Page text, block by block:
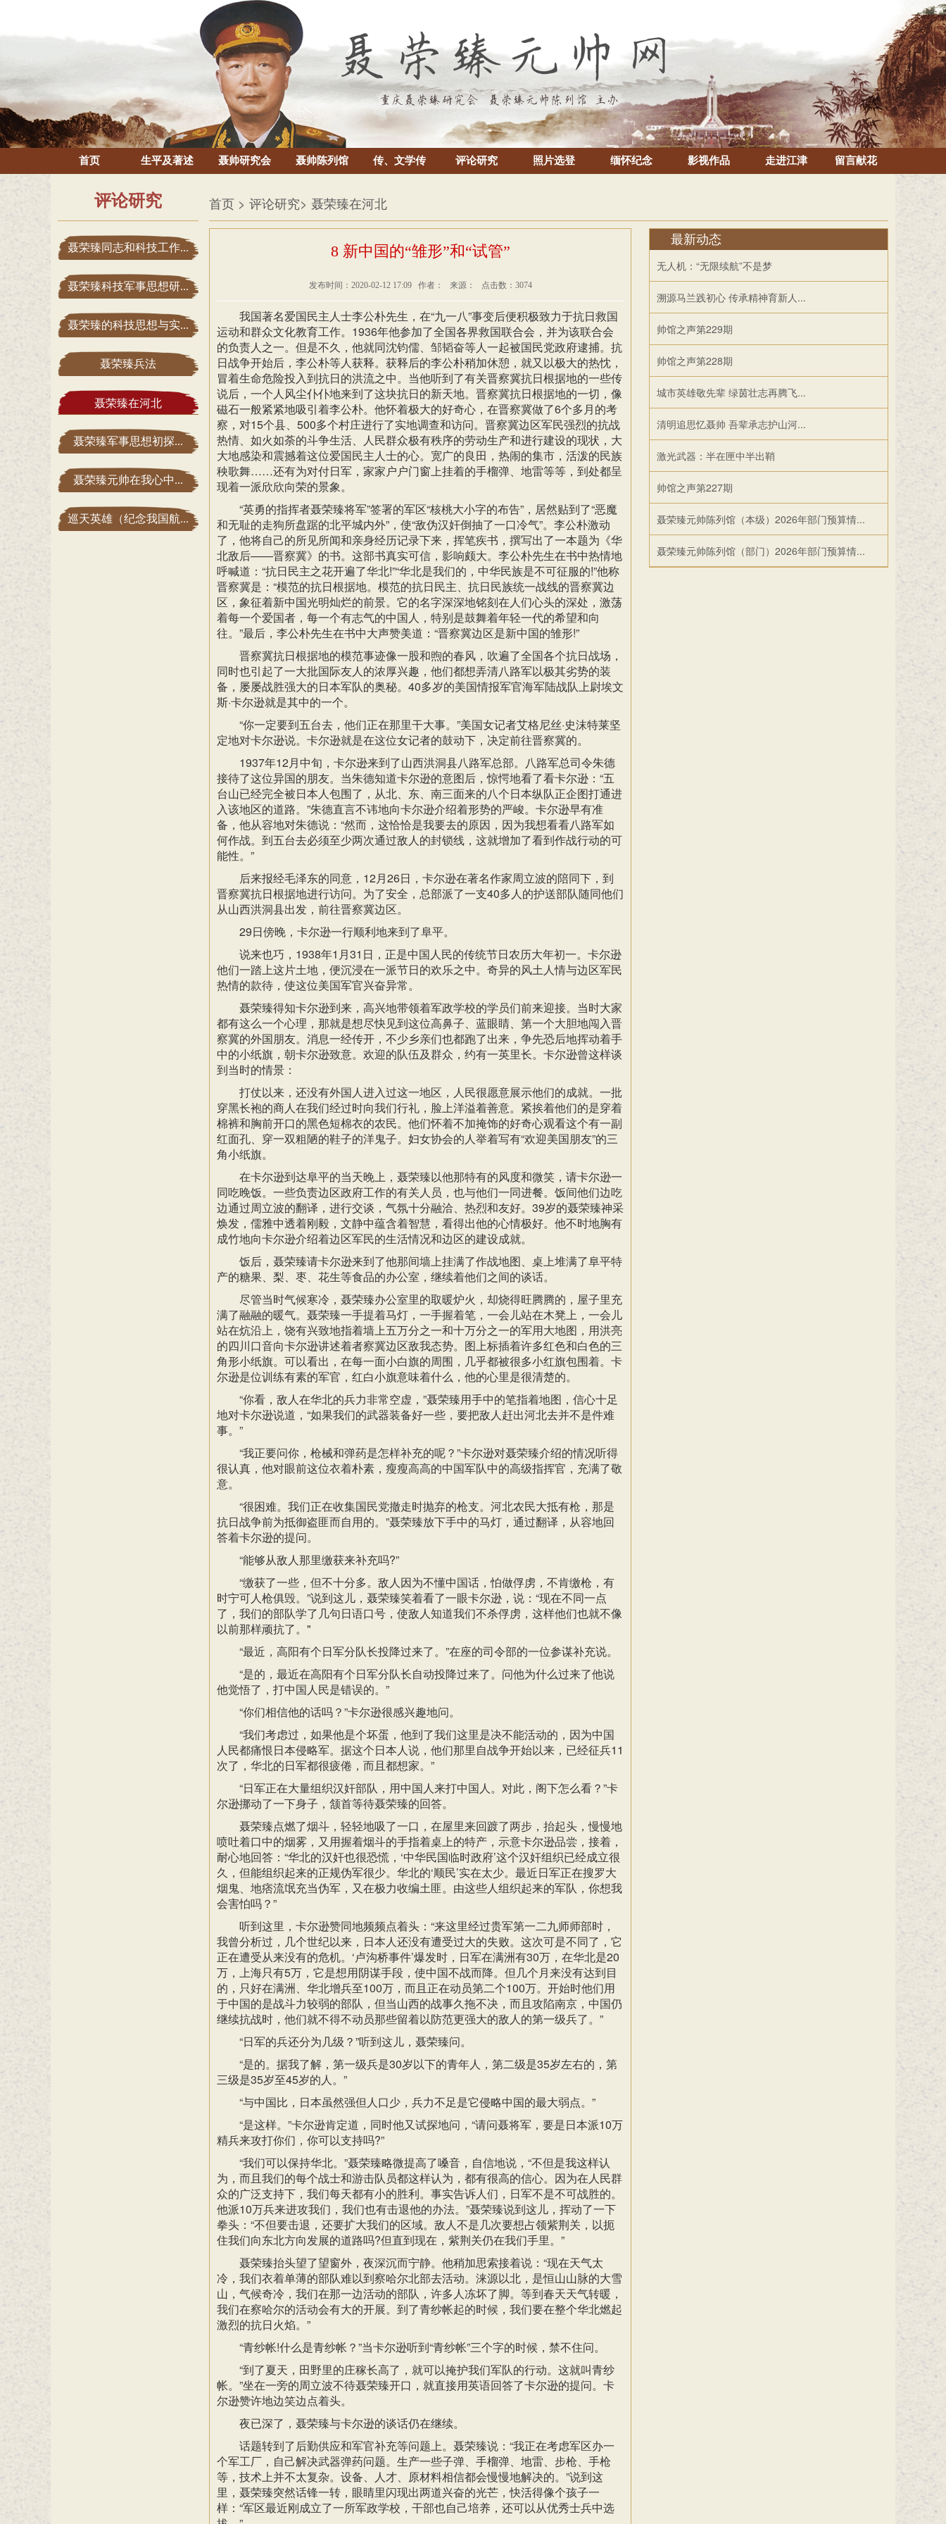
首页 生平及著述 聂帅研究会 聂帅陈列馆 传、文学传 评论研究 照片选登 缅怀纪念 影视作品 走进江津 留言献花
评论研究
聂荣臻同志和科技工作...
聂荣臻科技军事思想研...
聂荣臻的科技思想与实...
聂荣臻兵法
聂荣臻在河北
聂荣臻军事思想初探...
聂荣臻元帅在我心中...
巡天英雄（纪念我国航...
首页 > 评论研究> 聂荣臻在河北
8 新中国的“雏形”和“试管”
发布时间：2020-02-12 17:09 作者： 来源： 点击数：3074
我国著名爱国民主人士李公朴先生，在“九一八”事变后便积极致力于抗日救国
运动和群众文化教育工作。1936年他参加了全国各界救国联合会，并为该联合会
的负责人之一。但是不久，他就同沈钧儒、邹韬奋等人一起被国民党政府逮捕。抗
日战争开始后，李公朴等人获释。获释后的李公朴稍加休憩，就又以极大的热忱，
冒着生命危险投入到抗日的洪流之中。当他听到了有关晋察冀抗日根据地的一些传
说后，一个人风尘仆仆地来到了这块抗日的新天地。晋察冀抗日根据地的一切，像
磁石一般紧紧地吸引着李公朴。他怀着极大的好奇心，在晋察冀做了6个多月的考
察，对15个县、500多个村庄进行了实地调查和访问。晋察冀边区军民强烈的抗战
热情、如火如荼的斗争生活、人民群众极有秩序的劳动生产和进行建设的现状，大
大地感染和震撼着这位爱国民主人士的心。宽广的良田，热闹的集市，活泼的民族
秧歌舞……还有为对付日军，家家户户门窗上挂着的手榴弹、地雷等等，到处都呈
现着一派欣欣向荣的景象。
“英勇的指挥者聂荣臻将军”签署的军区“核桃大小字的布告”，居然贴到了“恶魔
和无耻的走狗所盘踞的北平城内外”，使“敌伪汉奸倒抽了一口冷气”。李公朴激动
了，他将自己的所见所闻和亲身经历记录下来，挥笔疾书，撰写出了一本题为《华
北敌后——晋察冀》的书。这部书真实可信，影响颇大。李公朴先生在书中热情地
呼喊道：“抗日民主之花开遍了华北!”“华北是我们的，中华民族是不可征服的!”他称
晋察冀是：“模范的抗日根据地。模范的抗日民主、抗日民族统一战线的晋察冀边
区，象征着新中国光明灿烂的前景。它的名字深深地铭刻在人们心头的深处，激荡
着每一个爱国者，每一个有志气的中国人，特别是鼓舞着年轻一代的希望和向
往。”最后，李公朴先生在书中大声赞美道：“晋察冀边区是新中国的雏形!”
晋察冀抗日根据地的模范事迹像一股和煦的春风，吹遍了全国各个抗日战场，
同时也引起了一大批国际友人的浓厚兴趣，他们都想弄清八路军以极其劣势的装
备，屡屡战胜强大的日本军队的奥秘。40多岁的美国情报军官海军陆战队上尉埃文
斯·卡尔逊就是其中的一个。
“你一定要到五台去，他们正在那里干大事。”美国女记者艾格尼丝·史沫特莱坚
定地对卡尔逊说。卡尔逊就是在这位女记者的鼓动下，决定前往晋察冀的。
1937年12月中旬，卡尔逊来到了山西洪洞县八路军总部。八路军总司令朱德
接待了这位异国的朋友。当朱德知道卡尔逊的意图后，惊愕地看了看卡尔逊：“五
台山已经完全被日本人包围了，从北、东、南三面来的八个日本纵队正企图打通进
入该地区的道路。”朱德直言不讳地向卡尔逊介绍着形势的严峻。卡尔逊早有准
备，他从容地对朱德说：“然而，这恰恰是我要去的原因，因为我想看看八路军如
何作战。到五台去必须至少两次通过敌人的封锁线，这就增加了看到作战行动的可
能性。”
后来报经毛泽东的同意，12月26日，卡尔逊在著名作家周立波的陪同下，到
晋察冀抗日根据地进行访问。为了安全，总部派了一支40多人的护送部队随同他们
从山西洪洞县出发，前往晋察冀边区。
29日傍晚，卡尔逊一行顺利地来到了阜平。
说来也巧，1938年1月31日，正是中国人民的传统节日农历大年初一。卡尔逊
他们一踏上这片土地，便沉浸在一派节日的欢乐之中。奇异的风土人情与边区军民
热情的款待，使这位美国军官兴奋异常。
聂荣臻得知卡尔逊到来，高兴地带领着军政学校的学员们前来迎接。当时大家
都有这么一个心理，那就是想尽快见到这位高鼻子、蓝眼睛、第一个大胆地闯入晋
察冀的外国朋友。消息一经传开，不少乡亲们也都跑了出来，争先恐后地挥动着手
中的小纸旗，朝卡尔逊致意。欢迎的队伍及群众，约有一英里长。卡尔逊曾这样谈
到当时的情景：
打仗以来，还没有外国人进入过这一地区，人民很愿意展示他们的成就。一批
穿黑长袍的商人在我们经过时向我们行礼，脸上洋溢着善意。紧挨着他们的是穿着
棉裤和胸前开口的黑色短棉衣的农民。他们怀着不加掩饰的好奇心观看这个有一副
红面孔、穿一双粗陋的鞋子的洋鬼子。妇女协会的人举着写有“欢迎美国朋友”的三
角小纸旗。
在卡尔逊到达阜平的当天晚上，聂荣臻以他那特有的风度和微笑，请卡尔逊一
同吃晚饭。一些负责边区政府工作的有关人员，也与他们一同进餐。饭间他们边吃
边通过周立波的翻译，进行交谈，气氛十分融洽、热烈和友好。39岁的聂荣臻神采
焕发，儒雅中透着刚毅，文静中蕴含着智慧，看得出他的心情极好。他不时地胸有
成竹地向卡尔逊介绍着边区军民的生活情况和边区的建设成就。
饭后，聂荣臻请卡尔逊来到了他那间墙上挂满了作战地图、桌上堆满了阜平特
产的糖果、梨、枣、花生等食品的办公室，继续着他们之间的谈话。
尽管当时气候寒冷，聂荣臻办公室里的取暖炉火，却烧得旺腾腾的，屋子里充
满了融融的暖气。聂荣臻一手提着马灯，一手握着笔，一会儿站在木凳上，一会儿
站在炕沿上，饶有兴致地指着墙上五万分之一和十万分之一的军用大地图，用洪亮
的四川口音向卡尔逊讲述着者察冀边区敌我态势。图上标插着许多红色和白色的三
角形小纸旗。可以看出，在每一面小白旗的周围，几乎都被很多小红旗包围着。卡
尔逊是位训练有素的军官，红白小旗意味着什么，他的心里是很清楚的。
“你看，敌人在华北的兵力非常空虚，”聂荣臻用手中的笔指着地图，信心十足
地对卡尔逊说道，“如果我们的武器装备好一些，要把敌人赶出河北去并不是件难
事。”
“我正要问你，枪械和弹药是怎样补充的呢？”卡尔逊对聂荣臻介绍的情况听得
很认真，他对眼前这位衣着朴素，瘦瘦高高的中国军队中的高级指挥官，充满了敬
意。
“很困难。我们正在收集国民党撤走时抛弃的枪支。河北农民大抵有枪，那是
抗日战争前为抵御盗匪而自用的。”聂荣臻放下手中的马灯，通过翻译，从容地回
答着卡尔逊的提问。
“能够从敌人那里缴获来补充吗?”
“缴获了一些，但不十分多。敌人因为不懂中国话，怕做俘虏，不肯缴枪，有
时宁可人枪俱毁。”说到这儿，聂荣臻笑着看了一眼卡尔逊，说：“现在不同一点
了，我们的部队学了几句日语口号，使敌人知道我们不杀俘虏，这样他们也就不像
以前那样顽抗了。"
“最近，高阳有个日军分队长投降过来了。”在座的司令部的一位参谋补充说。
“是的，最近在高阳有个日军分队长自动投降过来了。问他为什么过来了他说
他觉悟了，打中国人民是错误的。”
“你们相信他的话吗？”卡尔逊很感兴趣地问。
“我们考虑过，如果他是个坏蛋，他到了我们这里是决不能活动的，因为中国
人民都痛恨日本侵略军。据这个日本人说，他们那里自战争开始以来，已经征兵11
次了，华北的日军都很疲倦，而且都想家。”
“日军正在大量组织汉奸部队，用中国人来打中国人。对此，阁下怎么看？”卡
尔逊挪动了一下身子，颔首等待聂荣臻的回答。
聂荣臻点燃了烟斗，轻轻地吸了一口，在屋里来回踱了两步，抬起头，慢慢地
喷吐着口中的烟雾，又用握着烟斗的手指着桌上的特产，示意卡尔逊品尝，接着，
耐心地回答：“华北的汉奸也很恐慌，‘中华民国临时政府’这个汉奸组织已经成立很
久，但能组织起来的正规伪军很少。华北的‘顺民’实在太少。最近日军正在搜罗大
烟鬼、地痞流氓充当伪军，又在极力收编土匪。由这些人组织起来的军队，你想我
会害怕吗？”
听到这里，卡尔逊赞同地频频点着头：“来这里经过贵军第一二九师师部时，
我曾分析过，几个世纪以来，日本人还没有遭受过大的失败。这次可是不同了，它
正在遭受从来没有的危机。‘卢沟桥事件’爆发时，日军在满洲有30万，在华北是20
万，上海只有5万，它是想用阴谋手段，使中国不战而降。但几个月来没有达到目
的，只好在满洲、华北增兵至100万，而且正在动员第二个100万。开始时他们用
于中国的是战斗力较弱的部队，但当山西的战事久拖不决，而且攻陷南京，中国仍
继续抗战时，他们就不得不动员那些留着以防范更强大的敌人的第一级兵了。”
“日军的兵还分为几级？”听到这儿，聂荣臻问。
“是的。据我了解，第一级兵是30岁以下的青年人，第二级是35岁左右的，第
三级是35岁至45岁的人。”
“与中国比，日本虽然强但人口少，兵力不足是它侵略中国的最大弱点。”
“是这样。”卡尔逊肯定道，同时他又试探地问，“请问聂将军，要是日本派10万
精兵来攻打你们，你可以支持吗?”
“我们可以保持华北。”聂荣臻略微提高了嗓音，自信地说，“不但是我这样认
为，而且我们的每个战士和游击队员都这样认为，都有很高的信心。因为在人民群
众的广泛支持下，我们每天都有小的胜利。事实告诉人们，日军不是不可战胜的。
他派10万兵来进攻我们，我们也有击退他的办法。”聂荣臻说到这儿，挥动了一下
拳头：“不但要击退，还要扩大我们的区域。敌人不是几次要想占领紫荆关，以扼
住我们向东北方向发展的道路吗?但直到现在，紫荆关仍在我们手里。”
聂荣臻抬头望了望窗外，夜深沉而宁静。他稍加思索接着说：“现在天气太
冷，我们衣着单薄的部队难以到察哈尔北部去活动。涞源以北，是恒山山脉的大雪
山，气候奇冷，我们在那一边活动的部队，许多人冻坏了脚。等到春天天气转暖，
我们在察哈尔的活动会有大的开展。到了青纱帐起的时候，我们要在整个华北燃起
激烈的抗日火焰。”
“青纱帐!什么是青纱帐？”当卡尔逊听到“青纱帐”三个字的时候，禁不住问。
“到了夏天，田野里的庄稼长高了，就可以掩护我们军队的行动。这就叫青纱
帐。”坐在一旁的周立波不待聂荣臻开口，就直接用英语回答了卡尔逊的提问。卡
尔逊赞许地边笑边点着头。
夜已深了，聂荣臻与卡尔逊的谈话仍在继续。
话题转到了后勤供应和军官补充等问题上。聂荣臻说：“我正在考虑军区办一
个军工厂，自己解决武器弹药问题。生产一些子弹、手榴弹、地雷、步枪、手枪
等，技术上并不太复杂。设备、人才、原材料相信都会慢慢地解决的。”说到这
里，聂荣臻突然话锋一转，眼睛里闪现出两道兴奋的光芒，快活得像个孩子一
样：“军区最近刚成立了一所军政学校，干部也自己培养，还可以从优秀士兵中选
最新动态
无人机：“无限续航”不是梦
溯源马兰践初心 传承精神育新人...
帅馆之声第229期
帅馆之声第228期
城市英雄敬先辈 绿茵壮志再腾飞...
清明追思忆聂帅 吾辈承志护山河...
激光武器：半在匣中半出鞘
帅馆之声第227期
聂荣臻元帅陈列馆（本级）2026年部门预算情...
聂荣臻元帅陈列馆（部门）2026年部门预算情...